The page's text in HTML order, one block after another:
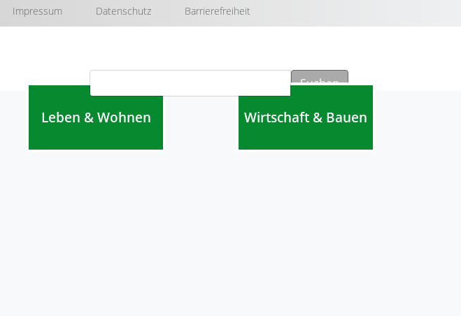
Impressum Datenschutz Barrierefreiheit
Suchen
Leben & Wohnen Wirtschaft & Bauen